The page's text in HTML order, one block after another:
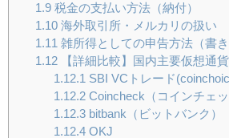
1.9税金の支払い方法（納付）
1.10海外取引所・メルカリの扱い
1.11 雑所得としての申告方法（書き
1.12【詳細比較】国内主要仮想通
1.12.1 SBI VCトレード
1.12.2Coincheck（コインチェッ
1.12.3bitbank（ビットバンク）
1.12.4OKJ